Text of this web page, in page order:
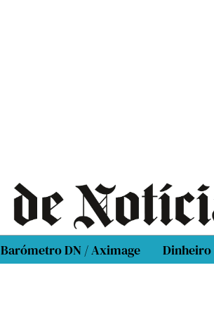
Barómetro DN / Aximage Dinheiro